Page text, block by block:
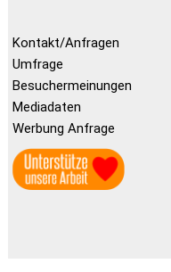
Kontakt/Anfragen
Umfrage
Besuchermeinungen
Mediadaten
Werbung Anfrage